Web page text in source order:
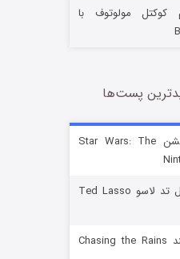
کوکتل مولوتوف با
پست‌ها
دانلود انیمیشن Star Wars: The
دانلود سریال تد لاسو Ted Lasso
دانلود مستند Chasing the Rains